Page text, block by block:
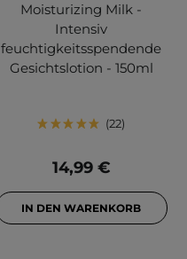
Moisturizing Milk -
Intensiv
feuchtigkeitsspendende
Gesichtslotion - 150ml
22
14,99 €
IN DEN WARENKORB